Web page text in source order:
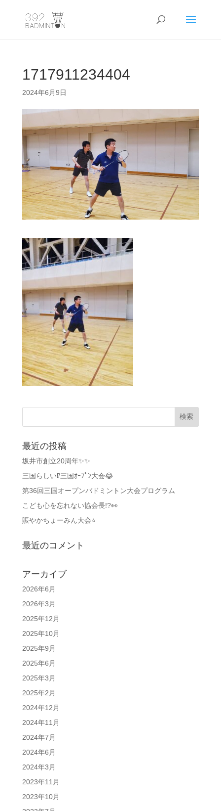
1717911234404
2024年6月9日
最近の投稿
坂井市創立20周年✨✨
三国らしい⁉️三国ｵｰﾌﾟﾝ大会😂
第36回三国オープンバドミントン大会プログラム
こども心を忘れない協会長!?👀
賑やかちょーみん大会⭐
最近のコメント
アーカイブ
2026年6月
2026年3月
2025年12月
2025年10月
2025年9月
2025年6月
2025年3月
2025年2月
2024年12月
2024年11月
2024年7月
2024年6月
2024年3月
2023年11月
2023年10月